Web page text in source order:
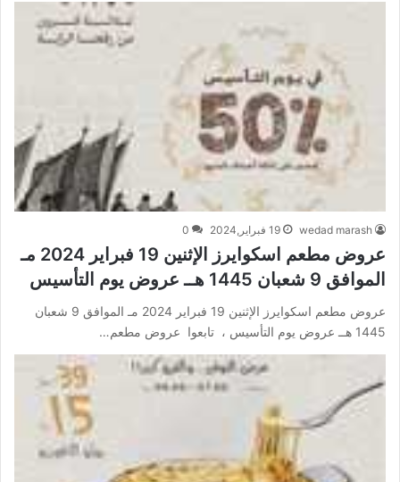
wedad marash 19 فبراير,2024 0
عروض مطعم اسكوايرز الإثنين 19 فبراير 2024 مـ
الموافق 9 شعبان 1445 هــ عروض يوم التأسيس
عروض مطعم اسكوايرز الإثنين 19 فبراير 2024 مـ الموافق 9 شعبان
1445 هــ عروض يوم التأسيس ، تابعوا عروض مطعم…